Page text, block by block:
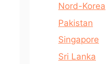
Nord-Korea
Pakistan
Singapore
Sri Lanka